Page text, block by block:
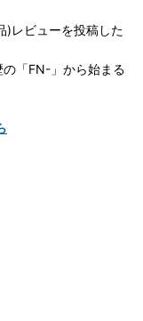
レビューを投稿した
「FN-」から始まる